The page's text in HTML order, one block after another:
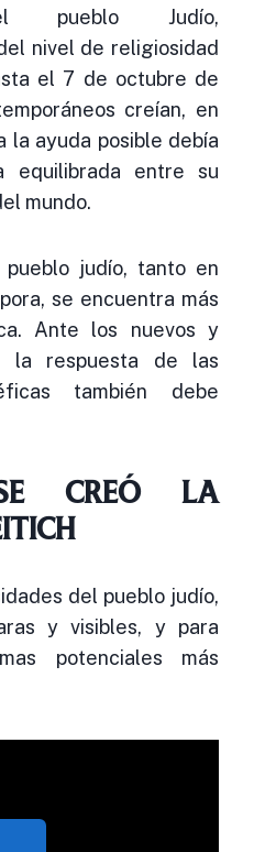
pueblo Judío,
nivel de religiosidad
el 7 de octubre de
creían, en
la ayuda posible debía
equilibrada entre su
mundo.
judío, tanto en
se encuentra más
Ante los nuevos y
la respuesta de las
también debe
CREÓ LA
del pueblo judío,
y visibles, y para
potenciales más